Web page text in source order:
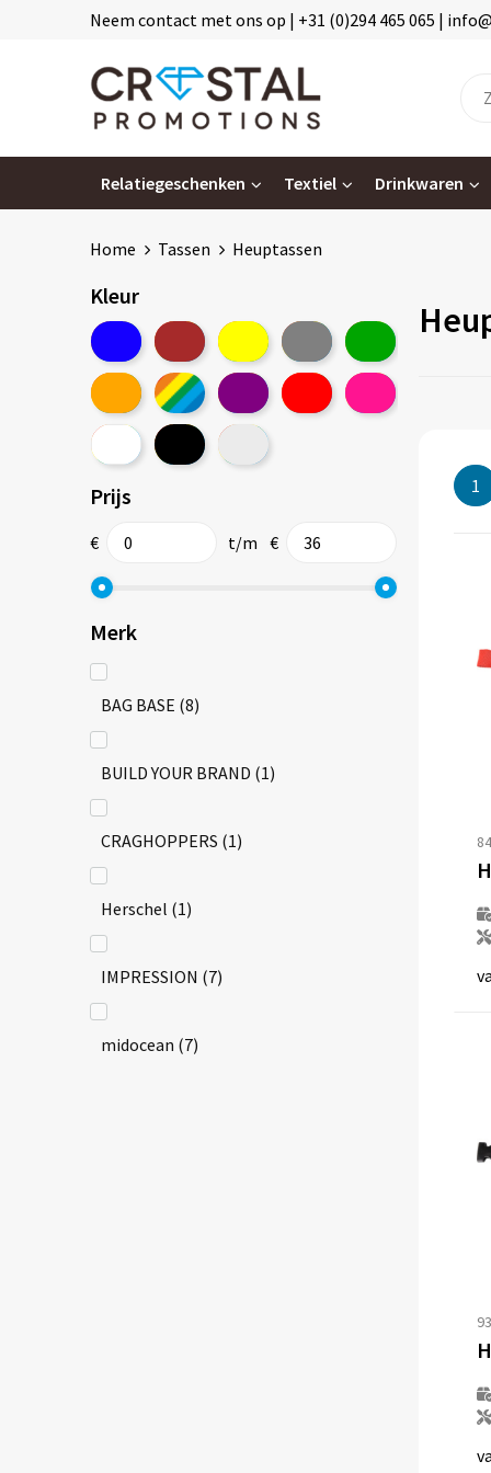
Neem contact met ons op | +31 (0)294 465 065 |
Relatiegeschenken Textiel Drinkwaren
Home Tassen Heuptassen
Kleur
Prijs
€ t/m €
Merk
BAG BASE (8)
BUILD YOUR BRAND (1)
CRAGHOPPERS (1)
Herschel (1)
IMPRESSION (7)
midocean (7)
1